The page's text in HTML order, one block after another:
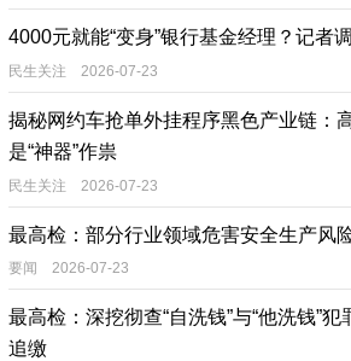
4000元就能“变身”银行基金经理？记者
民生关注 2026-07-23
揭秘网约车抢单外挂程序黑色产业链：
是“神器”作祟
民生关注 2026-07-23
最高检：部分行业领域危害安全生产风
要闻 2026-07-23
最高检：深挖彻查“自洗钱”与“他洗钱”
追缴